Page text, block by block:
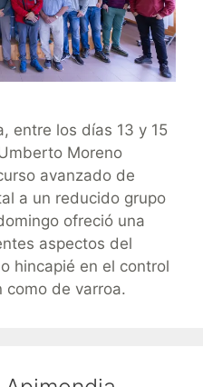
entre los días 13 y 15
Moreno
avanzado de
a un reducido grupo
ofreció una
aspectos del
hincapié en el control
como de varroa.